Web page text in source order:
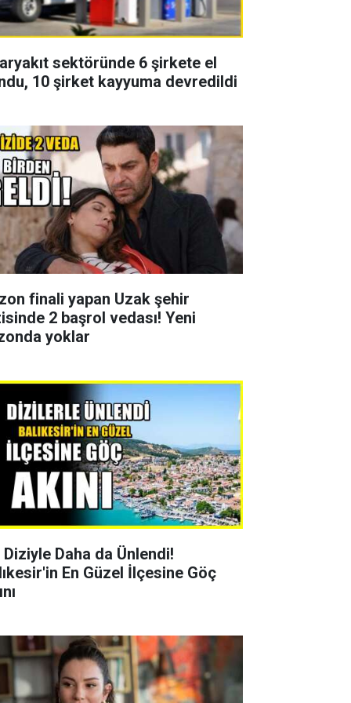
sektöründe 6 şirkete el
10 şirket kayyuma devredildi
finali yapan Uzak şehir
2 başrol vedası! Yeni
yoklar
Daha da Ünlendi!
En Güzel İlçesine Göç